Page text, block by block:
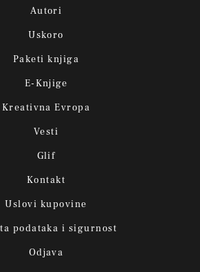
Autori
Uskoro
Paketi knjiga
E-Knjige
Kreativna Evropa
Vesti
Glif
Kontakt
Uslovi kupovine
podataka i sigurnost
Odjava